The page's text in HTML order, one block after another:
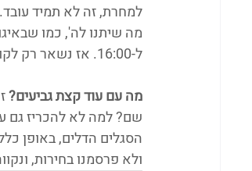
למחרת, זה לא תמיד
מה שיתנו לה', כמו
ל-16:00. אז נשאר רק לקוות שמתישהו אולי נוכל לקבל שידור בשעה נורמלית.
מה עם עוד קצת גביעים?
שם? למה לא להכריז גם
הסגלים הדלים, באופן
ולא פרסמנו בחירות,